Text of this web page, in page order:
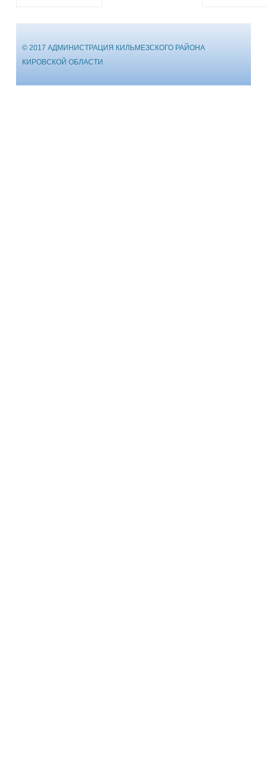
© 2017 АДМИНИСТРАЦИЯ КИЛЬМЕЗСКОГО РАЙОНА
КИРОВСКОЙ ОБЛАСТИ